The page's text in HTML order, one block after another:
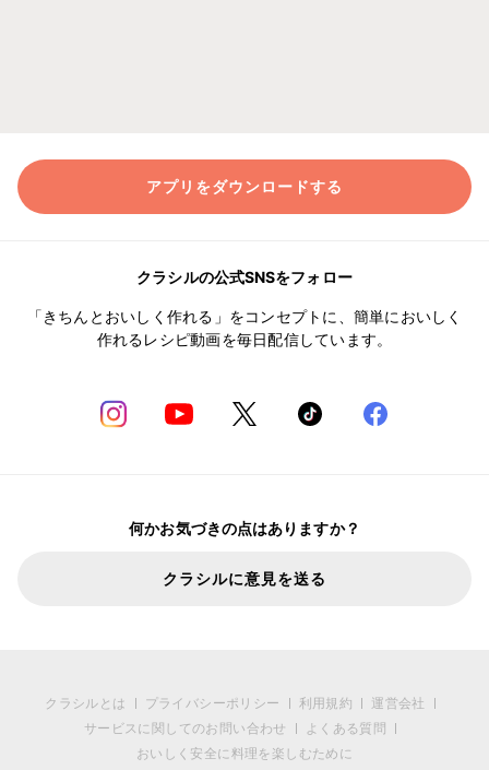
アプリをダウンロードする
クラシルの公式SNSをフォロー
「きちんとおいしく作れる」をコンセプトに、簡単においしく
作れるレシピ動画を毎日配信しています。
何かお気づきの点はありますか？
クラシルに意見を送る
クラシルとは プライバシーポリシー 利用規約
運営会社
サービスに関してのお問い合わせ
よくある質問
おいしく安全に料理を楽しむために